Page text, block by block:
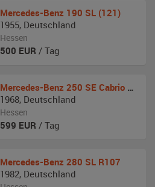
Mercedes-Benz 190 SL (121)
1955, Deutschland
Hessen
500 EUR / Tag
Mercedes-Benz 250 SE Cabrio Baureihe w111
1968, Deutschland
Hessen
599 EUR / Tag
Mercedes-Benz 280 SL R107
1982, Deutschland